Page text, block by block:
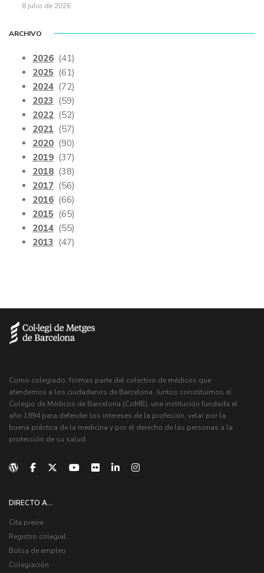
8 julio de 2026
ARCHIVO
2026 (41)
2025 (61)
2024 (72)
2023 (59)
2022 (52)
2021 (57)
2020 (90)
2019 (37)
2018 (38)
2017 (56)
2016 (66)
2015 (65)
2014 (55)
2013 (47)
Como colegiado, formas parte del colectivo de médicos que
atendemos a los ciudadanos de Barcelona. Juntos constituimos el
Colegio de Médicos de Barcelona (CoMB), una institución fundada el
año 1894 para defender los intereses de la profesión, velar por la
buena práctica de la medicina y por el derecho de las personas a la
protección de su salud.
DIRECTO A...
Cita previa
Registro colegial
Bolsa de empleo
Colegiación